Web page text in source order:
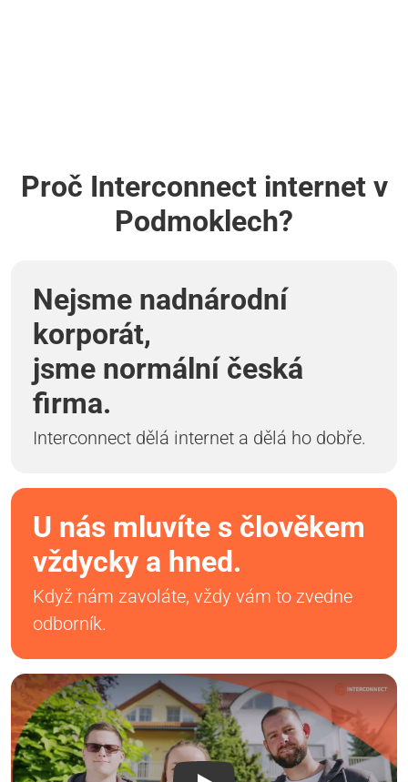
Proč Interconnect internet v
Podmoklech?
Nejsme nadnárodní
korporát,
jsme normální česká
firma.
Interconnect dělá internet a dělá ho dobře.
U nás mluvíte s člověkem
vždycky a hned.
Když nám zavoláte, vždy vám to zvedne
odborník.